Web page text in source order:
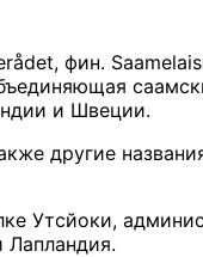
фин.
и Швеции.
другие
Утсйоки,